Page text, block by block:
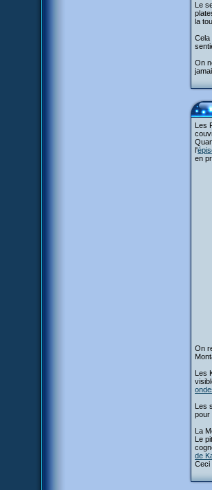
Le
la
Cela
On
Les
l'
en
On
Les
Les
pour
La
Le
de
Ceci